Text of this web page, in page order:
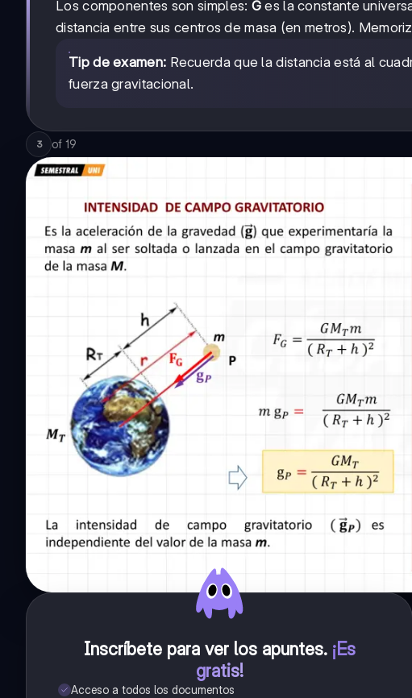
Los componentes son simples: G es la constante
distancia entre sus centros de masa (en metros).
Tip de examen: Recuerda que la distancia está al
fuerza gravitacional.
3 of 19
Inscríbete para ver los apuntes. ¡Es
gratis!
Acceso a todos los documentos